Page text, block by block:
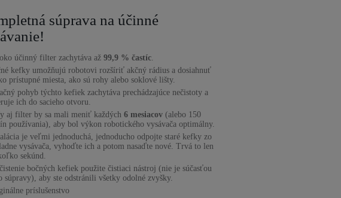
súprava na účinné
účinný filter zachytáva až 99,9 % častíc.
kefky umožňujú robotovi rozšíriť akčný rádius a dosiahnuť
prístupné miesta, ako sú rohy alebo soklové lišty.
pohyb týchto kefiek zachytáva prechádzajúce nečistoty a
ich do sacieho otvoru.
aj filter by sa mali meniť každých 6 mesiacov (alebo 150
používania), aby bol výkon robotického vysávača optimálny.
je veľmi jednoduchá, jednoducho odpojte staré kefky zo
vysávača, vyhoďte ich a potom nasaďte nové. Trvá to len
sekúnd.
bočných kefiek použite čistiaci nástroj (nie je súčasťou
súpravy), aby ste odstránili všetky odolné zvyšky.
príslušenstvo